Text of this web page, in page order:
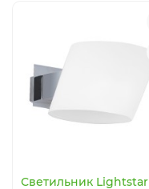
Светильник Lightstar